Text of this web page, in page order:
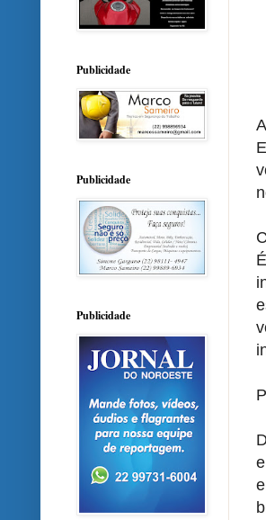
Publicidade
Publicidade
Publicidade